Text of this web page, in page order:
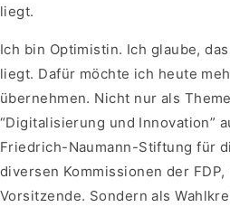
liegt.
Ich bin Optimistin. Ich glaube,
liegt. Dafür möchte ich heute
übernehmen. Nicht nur als
“Digitalisierung und Innovation”
Friedrich-Naumann-Stiftung für
diversen Kommissionen der FDP,
Vorsitzende. Sondern als